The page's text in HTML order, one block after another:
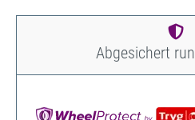
Abgesichert